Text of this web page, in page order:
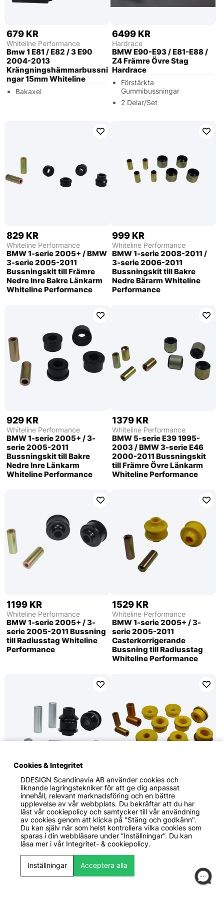
679 KR
Whiteline Performance
Bmw 1 E81 / E82 / 3 E90
2004-2013
Krängningshämmarbussni
ngar 15mm Whiteline
Bakaxel
6499 KR
Hardrace
BMW E90-E93 / E81-E88 /
Z4 Främre Övre Stag
Hardrace
Förstärkta
Gummibussningar
2 Delar/Set
829 KR
Whiteline Performance
BMW 1-serie 2005+ / BMW
3-serie 2005-2011
Bussningskit till Främre
Nedre Inre Bakre Länkarm
Whiteline Performance
999 KR
Whiteline Performance
BMW 1-serie 2008-2011 /
3-serie 2006-2011
Bussningskit till Bakre
Nedre Bärarm Whiteline
Performance
929 KR
Whiteline Performance
BMW 1-serie 2005+ / 3-
serie 2005-2011
Bussningskit till Bakre
Nedre Inre Länkarm
Whiteline Performance
1379 KR
Whiteline Performance
BMW 5-serie E39 1995-
2003 / BMW 3-serie E46
2000-2011 Bussningskit
till Främre Övre Länkarm
Whiteline Performance
1199 KR
Whiteline Performance
BMW 1-serie 2005+ / 3-
serie 2005-2011 Bussning
till Radiusstag Whiteline
Performance
1529 KR
Whiteline Performance
BMW 1-serie 2005+ / 3-
serie 2005-2011
Casterkorrigerande
Bussning till Radiusstag
Whiteline Performance
1339 KR
Whiteline Performance
BMW 335i 2007-2011
Camberkorrigerande
Bussningskit till Främre
Nedre Länkarm Whiteline
Performance
Framaxel
2999 KR
Whiteline Performance
BMW 1-serie 2005+ / BMW
3-serie 2005-2011
Bussningar till Balkfäste
Whiteline Performance
Cookies & Integritet
DDESIGN Scandinavia ABanvänder cookies och
liknande lagringstekniker för att ge dig anpassat
innehåll, relevant marknadsföring och en bättre
upplevelse av vår webbplats. Du bekräftar att du har
läst vår cookiepolicy och samtycker till vår användning
av cookies genom att klicka på "Stäng och godkänn".
Du kan själv när som helst kontrollera vilka cookies som
sparas i din webbläsare under ”Inställningar”. Du kan
läsa mer i vår Integritet- & cookiepolicy.
Inställningar Acceptera alla